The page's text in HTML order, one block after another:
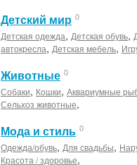
Детский мир 0
Детская одежда, Детская обувь,
автокресла, Детская мебель,
Животные 0
Собаки, Кошки, Аквариумные
Сельхоз животные,
Мода и стиль 0
Одежда/обувь, Для свадьбы,
Красота / здоровье,